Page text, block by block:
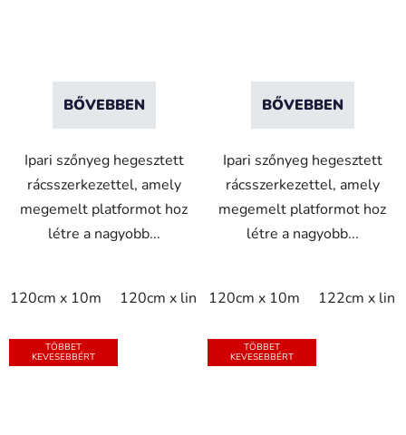
BŐVEBBEN
Ipari szőnyeg hegesztett
rácsszerkezettel, amely
megemelt platformot hoz
létre a nagyobb...
120cm x 10m 120cm x linm 60cm x 10m 60cm x
BŐVEBBEN
Ipari szőnyeg hegesztett
rácsszerkezettel, amely
megemelt platformot hoz
létre a nagyobb...
120cm x 10m 122cm x
TÖBBET
KEVESEBBÉRT
TÖBBET
KEVESEBBÉRT